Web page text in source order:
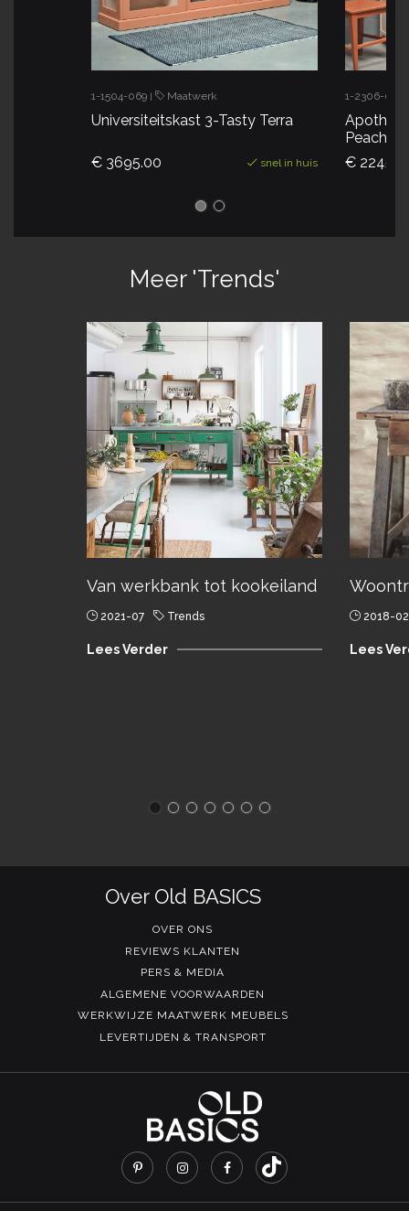
1-1504-069 | Maatwerk
Universiteitskast 3-Tasty Terra
€ 3695.00 snel in huis
1-2306-031
Peach
€
Meer 'Trends'
Van werkbank tot kookeiland
2021-07 Trends
Lees Verder
2018-02
Lees
Over Old BASICS
OVER ONS
REVIEWS KLANTEN
PERS & MEDIA
ALGEMENE VOORWAARDEN
WERKWIJZE MAATWERK MEUBELS
LEVERTIJDEN & TRANSPORT